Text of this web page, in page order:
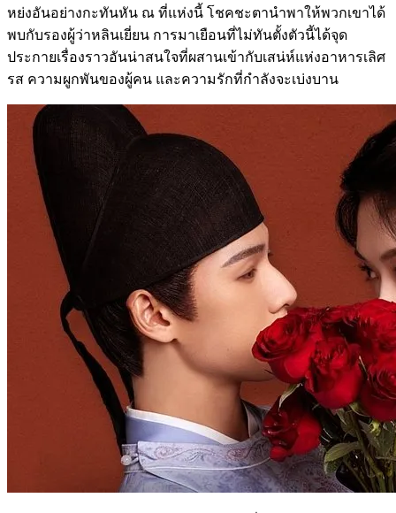
หย่งอันอย่างกะทันหัน ณ ที่แห่งนี้ โชคชะตานำพาให้พวกเขาได้
พบกับรองผู้ว่าหลินเยี่ยน การมาเยือนที่ไม่ทันตั้งตัวนี้ได้จุด
ประกายเรื่องราวอันน่าสนใจที่ผสานเข้ากับเสน่ห์แห่งอาหารเลิศ
รส ความผูกพันของผู้คน และความรักที่กำลังจะเบ่งบาน